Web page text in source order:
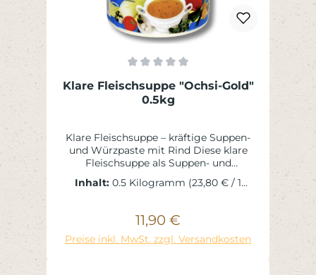
Durchschnittliche Bewertung von 0 von 5
Klare Fleischsuppe "Ochsi-Gold"
0.5kg
Klare Fleischsuppe – kräftige Suppen-
und Würzpaste mit Rind Diese klare
Fleischsuppe als Suppen- und
Würzpaste ist eine aromatische Basis
zur Herstellung klassischer
Würzen und Abschmecken zahlreicher
herzhafter Gerichte. Durch garantierte
Rindfleischbestandteile und
Inhalt: 0.5 Kilogramm (23,80 € / 1
Regulärer Preis:
11,90 €
Preise inkl. MwSt. zzgl. Versandkosten
In den Warenkorb